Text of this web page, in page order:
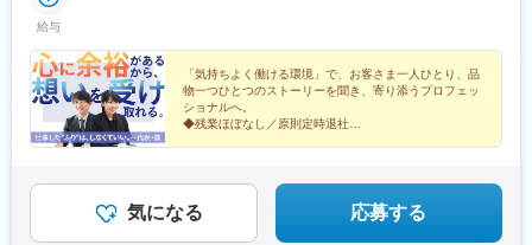
給与
「気持ちよく働ける環境」で、お客さま一人ひとり、品
物一つひとつのストーリーを聞き、寄り添うプロフェッ
ショナルへ。
◆残業ほぼなし／原則定時退社
気になる 応募する